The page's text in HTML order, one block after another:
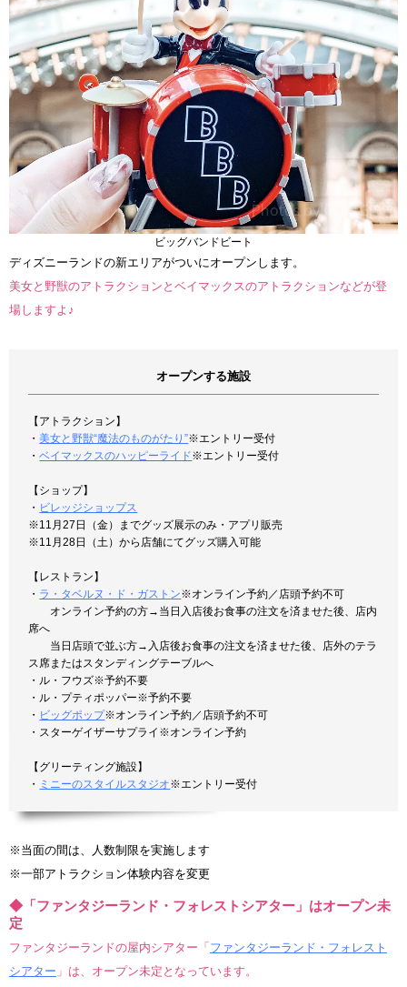
ビッグバンドビート
ディズニーランドの新エリアがついにオープンします。
美女と野獣のアトラクションとベイマックスのアトラクションなどが登
場しますよ♪
オープンする施設
【アトラクション】
・美女と野獣“魔法のものがたり”※エントリー受付
・ベイマックスのハッピーライド※エントリー受付
【ショップ】
・ ビレッジショップス
※11月27日（金）までグッズ展示のみ・アプリ販売
※11月28日（土）から店舗にてグッズ購入可能
【レストラン】
・ ラ・タベルヌ・ド・ガストン※オンライン予約／店頭予約不可
オンライン予約の方→当日入店後お食事の注文を済ませた後、店内
席へ
当日店頭で並ぶ方→入店後お食事の注文を済ませた後、店外のテラ
ス席またはスタンディングテーブルへ
・ル・フウズ※予約不要
・ル・プティポッパー※予約不要
・ ビッグポップ※オンライン予約／店頭予約不可
・スターゲイザーサプライ※オンライン予約
【グリーティング施設】
・ ミニーのスタイルスタジオ※エントリー受付
※当面の間は、人数制限を実施します
※一部アトラクション体験内容を変更
◆「ファンタジーランド・フォレストシアター」はオープン未
定
ファンタジーランドの屋内シアター「 ファンタジーランド・フォレスト
シアター 」は、オープン未定となっています。